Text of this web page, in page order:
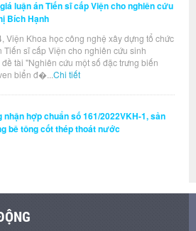
luận án Tiến sĩ cấp Viện cho nghiên cứu
Bích Hạnh
Viện Khoa học công nghệ xây dựng tổ chức
sĩ cấp Viện cho nghiên cứu sinh
tài "Nghiên cứu một số đặc trưng biến
biển đ�... Chi tiết
nhận hợp chuẩn số 161/2022VKH-1, sản
bê tông cốt thép thoát nước